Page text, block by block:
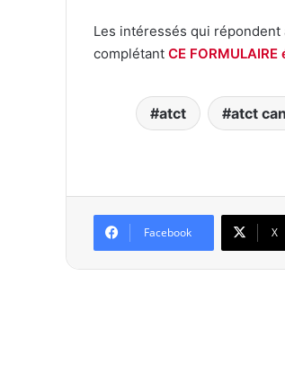
Les intéressés qui
complétant CE
atct atct
Facebook X